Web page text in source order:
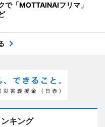
で「MOTTAINAIフリマ」
キング